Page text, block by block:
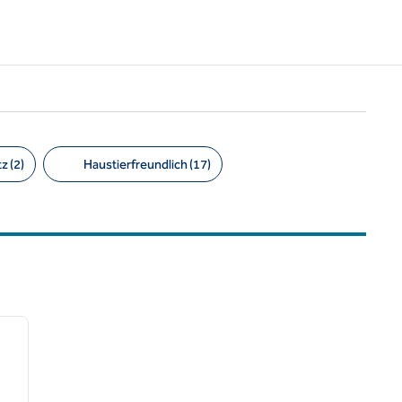
(2) Haustierfreundlich (17)
nächstes Bild